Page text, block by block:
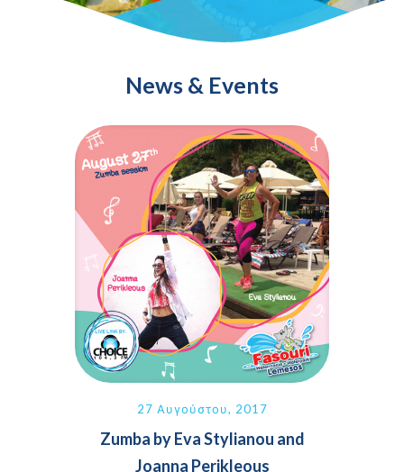
News & Events
27 Αυγούστου, 2017
Zumba by Eva Stylianou and
Joanna Perikleous